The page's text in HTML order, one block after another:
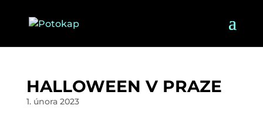
HALLOWEEN V PRAZE
1. února 2023